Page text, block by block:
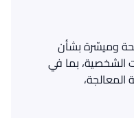
وميسّرة بشأن
الشخصية، بما في